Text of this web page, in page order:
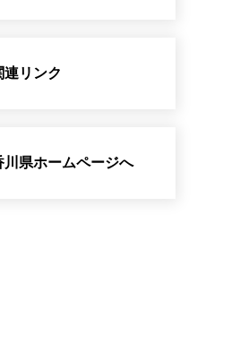
連リンク
川県ホームページへ